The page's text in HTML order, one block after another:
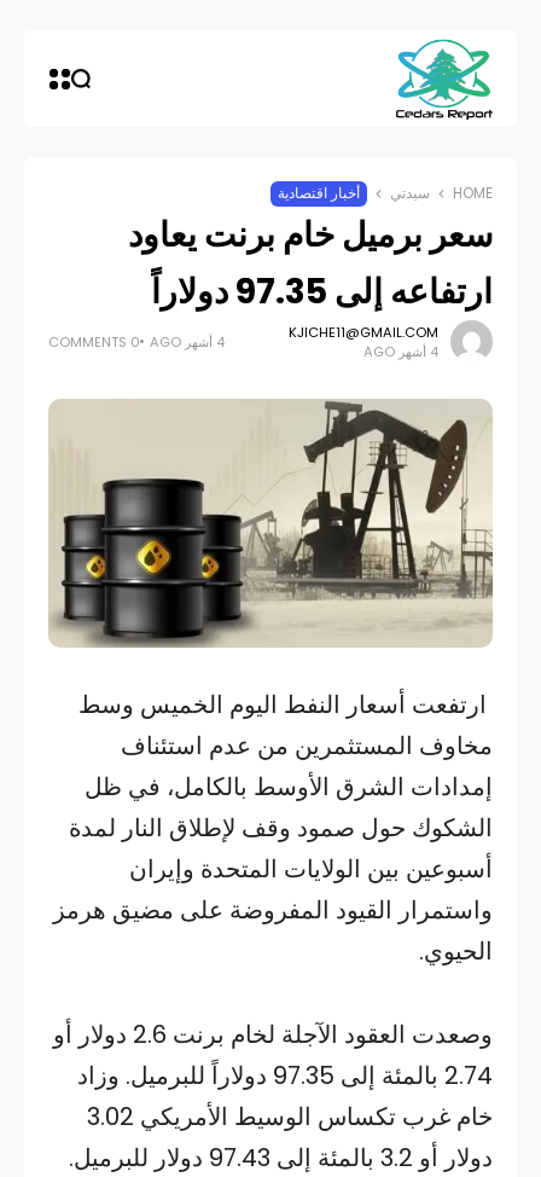
HOME سيدتي أخبار اقتصادية
سعر برميل خام برنت يعاود
ارتفاعه إلى 97.35 دولاراً
KJICHE11@GMAIL.COM
4 أشهر AGO
4 أشهر AGO 0 COMMENTS
ارتفعت أسعار النفط اليوم الخميس وسط
مخاوف المستثمرين من عدم استئناف
إمدادات الشرق الأوسط بالكامل، في ظل
الشكوك حول صمود وقف ​لإطلاق النار لمدة
أسبوعين بين الولايات المتحدة وإيران
واستمرار القيود المفروضة ‌على مضيق هرمز
الحيوي.
وصعدت العقود الآجلة لخام برنت 2.6 دولار أو
2.74 بالمئة إلى 97.35 دولاراً للبرميل. وزاد
دولار أو 3.2 بالمئة إلى 97.43 دولار للبرميل.